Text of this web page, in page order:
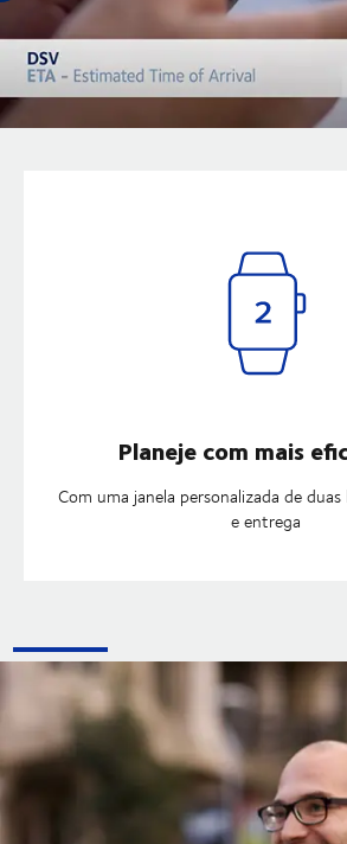
Como a solução DSV
beneficia seu negócio
Planeje com mais
Com uma janela personalizada de
e entrega